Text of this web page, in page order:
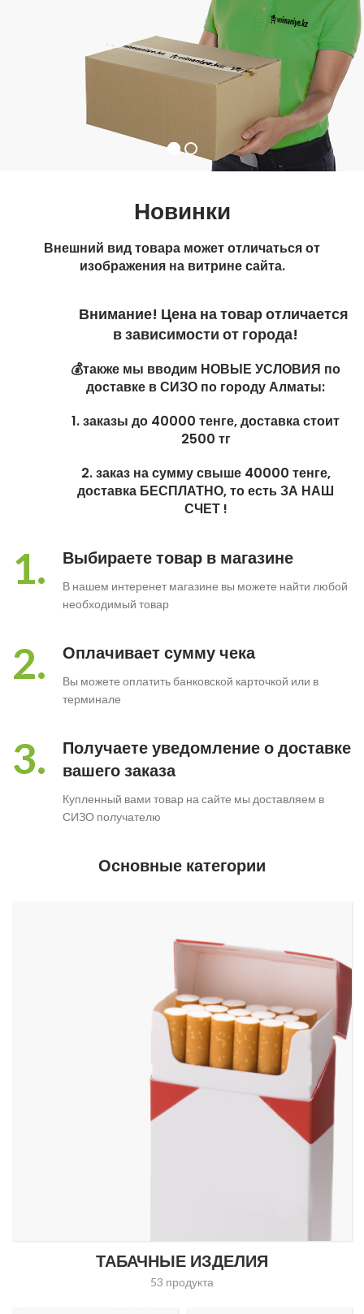
Новинки
Внешний вид товара может отличаться от
изображения на витрине сайта.
Внимание! Цена на товар отличается
в зависимости от города!
💰также мы вводим НОВЫЕ УСЛОВИЯ по
доставке в СИЗО по городу Алматы:
1. заказы до 40000 тенге, доставка стоит
2500 тг
2. заказ на сумму свыше 40000 тенге,
доставка БЕСПЛАТНО, то есть ЗА НАШ
СЧЕТ !
1. Выбираете товар в магазине
В нашем интеренет магазине вы можете найти любой
необходимый товар
2. Оплачивает сумму чека
Вы можете оплатить банковской карточкой или в
терминале
3.
Получаете уведомление о доставке
вашего заказа
Купленный вами товар на сайте мы доставляем в
СИЗО получателю
Основные категории
ТАБАЧНЫЕ ИЗДЕЛИЯ
53 продукта